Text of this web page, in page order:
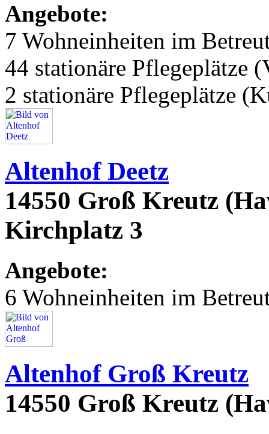
Angebote:
7 Wohneinheiten im
44 stationäre Pflegeplätze
2 stationäre Pflegeplätze
Altenhof Deetz
14550 Groß Kreutz
Kirchplatz 3
Angebote:
6 Wohneinheiten im
Altenhof Groß Kreutz
14550 Groß Kreutz